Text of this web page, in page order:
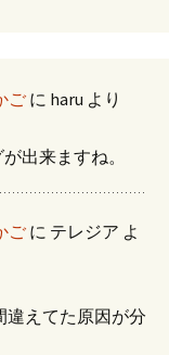
ご に haru より
出来ますね。
ご に テレジア よ
違えてた原因が分